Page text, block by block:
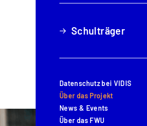
Schulträger
Datenschutz bei VIDIS
Über das Projekt
News & Events
Über das FWU
Schulträger
Datenschutz bei VIDIS
Über das Projekt
News & Events
Über das FWU